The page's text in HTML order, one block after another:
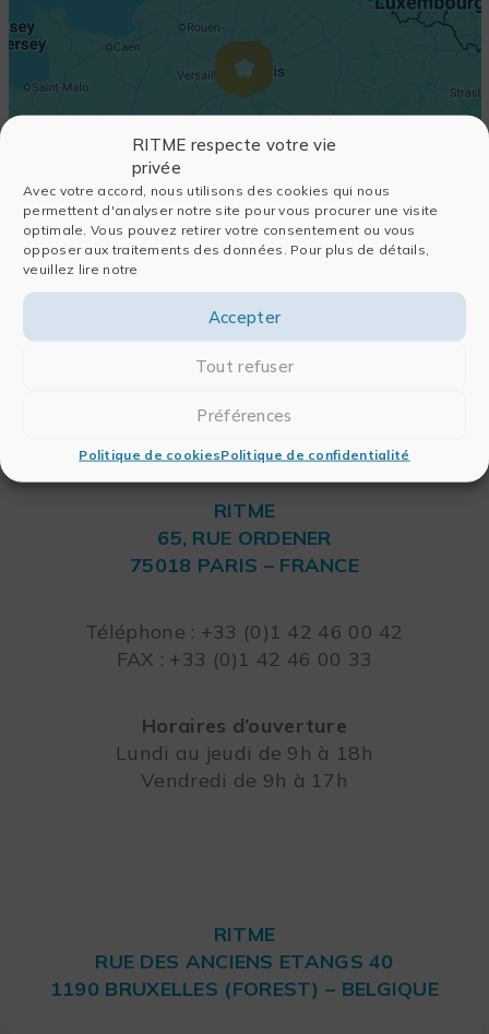
RITME respecte votre vie
privée
Avec votre accord, nous utilisons des cookies qui nous
permettent d'analyser notre site pour vous procurer une visite
optimale. Vous pouvez retirer votre consentement ou vous
opposer aux traitements des données. Pour plus de détails,
veuillez lire notre
Accepter
Tout refuser
Préférences
Politique de cookiesPolitique de confidentialité
RITME
65, RUE ORDENER
75018 PARIS – FRANCE
Téléphone : +33 (0)1 42 46 00 42
FAX : +33 (0)1 42 46 00 33
Horaires d’ouverture
Lundi au jeudi de 9h à 18h
Vendredi de 9h à 17h
RITME
RUE DES ANCIENS ETANGS 40
1190 BRUXELLES (FOREST) – BELGIQUE